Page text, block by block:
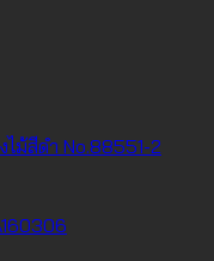
ไม้สีดำ No.88551-2